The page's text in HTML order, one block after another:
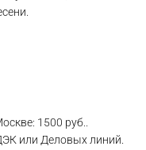
1500 руб..
или Деловых линий.